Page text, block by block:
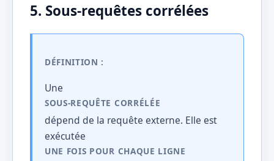
5. Sous-requêtes corrélées
DÉFINITION :
Une
SOUS-REQUÊTE CORRÉLÉE
dépend de la requête externe. Elle est
exécutée
UNE FOIS POUR CHAQUE LIGNE